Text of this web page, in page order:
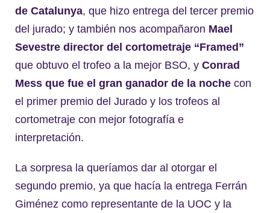
de Catalunya, que hizo entrega del tercer premio
del jurado; y también nos acompañaron Mael
Sevestre director del cortometraje “Framed”
que obtuvo el trofeo a la mejor BSO, y Conrad
Mess que fue el gran ganador de la noche con
el primer premio del Jurado y los trofeos al
cortometraje con mejor fotografía e
interpretación.
La sorpresa la queríamos dar al otorgar el
segundo premio, ya que hacía la entrega Ferrán
Giménez como representante de la UOC y la